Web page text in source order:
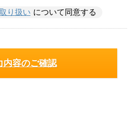
り扱い について同意する